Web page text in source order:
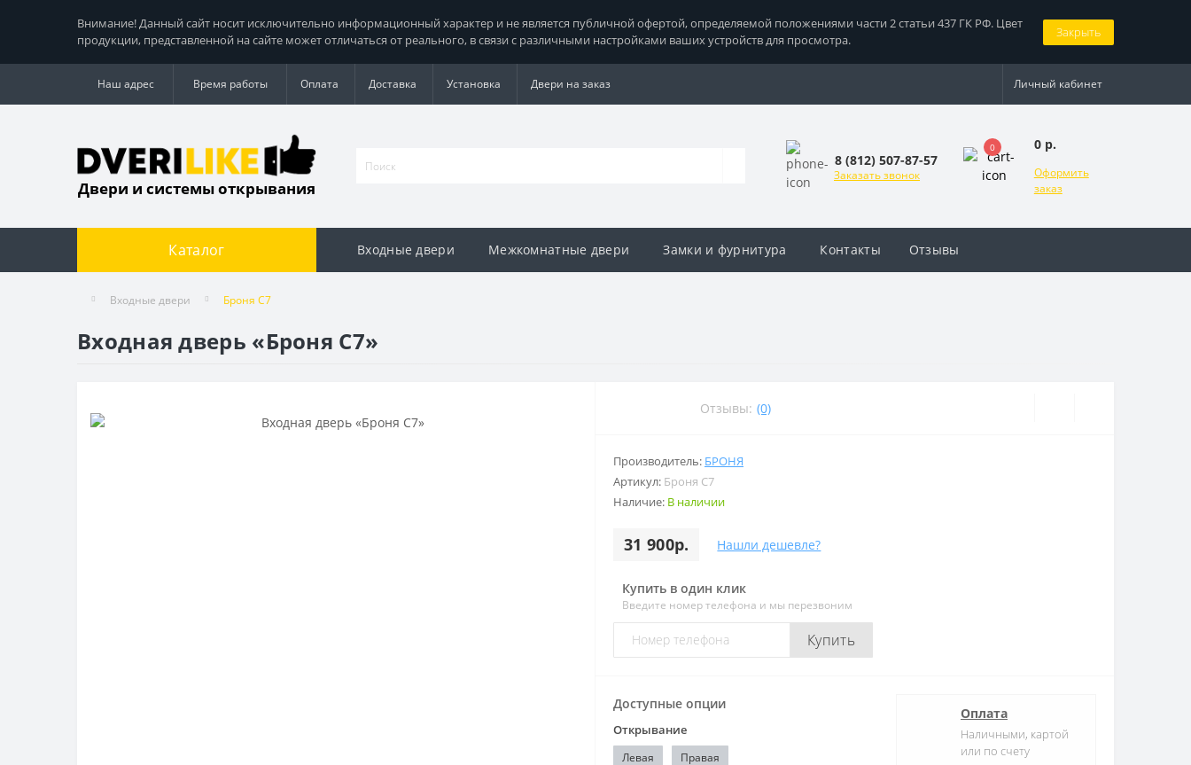
Внимание! Данный сайт носит исключительно информационный характер и не является публичной офертой, определяемой положениями части 2 статьи 437 ГК РФ. Цвет
продукции, представленной на сайте может отличаться от реального, в связи с различными настройками ваших устройств для просмотра.
Закрыть
Наш адрес Время работы Оплата Доставка Установка Двери на заказ Личный кабинет
Двери и системы открывания
8 (812) 507-87-57
Заказать звонок
0 0 р.
Оформить
заказ
Каталог Входные двери Межкомнатные двери Замки и фурнитура Контакты Отзывы
Входные двери Броня С7
Входная дверь «Броня С7»
Отзывы: (0)
Производитель: БРОНЯ
Артикул: Броня С7
Наличие: В наличии
31 900р. Нашли дешевле?
Купить в один клик
Введите номер телефона и мы перезвоним
Купить
Доступные опции
Открывание
Левая Правая
Оплата
Наличными, картой
или по счету